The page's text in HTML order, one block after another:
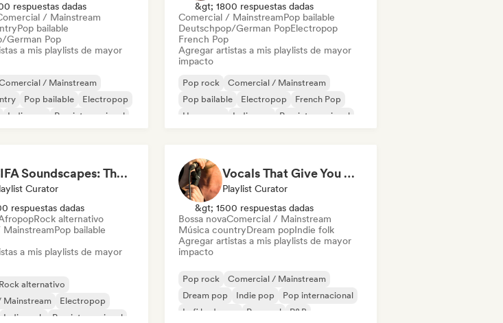
respuestas dadas
/ Mainstream
Pop bailable
German Pop
a mis playlists de mayor
/ Mainstream
Pop bailable
Electropop
Indie pop Pop internacional
&gt; 1800 respuestas dadas
Comercial / MainstreamPop bailable
Deutschpop/German PopElectropop
French Pop
Agregar artistas a mis playlists de mayor
impacto
Pop rock
Comercial / Mainstream
Pop bailable
Electropop
French Pop
Hyperpop
Indie pop Pop internacional
FIFA Soundscapes: The Ultimate Soundtrack ⚽️ Festival Indie, Electropop & Dance Anthems
Curator
respuestas dadas
Rock alternativo
Pop bailable
a mis playlists de mayor
Rock alternativo
Mainstream
Electropop
Indie rock
Pop internacional
Vocals That Give You Chills
Playlist Curator
&gt; 1500 respuestas dadas
Bossa novaComercial / Mainstream
Música countryDream popIndie folk
Agregar artistas a mis playlists de mayor
impacto
Pop rock
Comercial / Mainstream
Dream pop
Indie pop
Pop internacional
Lofi bedroom
Pop soul R&B